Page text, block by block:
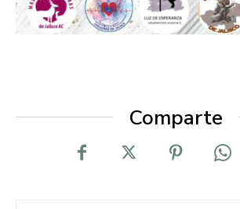
Comparte